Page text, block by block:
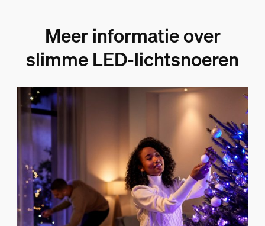
Meer informatie over
slimme LED-lichtsnoeren